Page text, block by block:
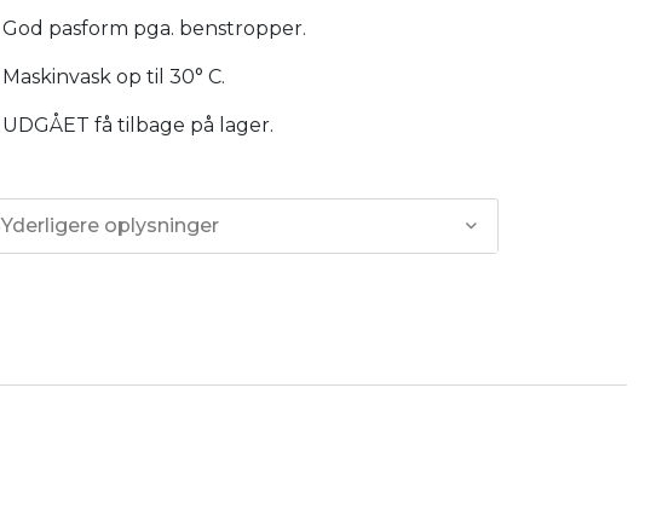
God pasform pga. benstropper.
Maskinvask op til 30° C.
UDGÅET få tilbage på lager.
Yderligere oplysninger